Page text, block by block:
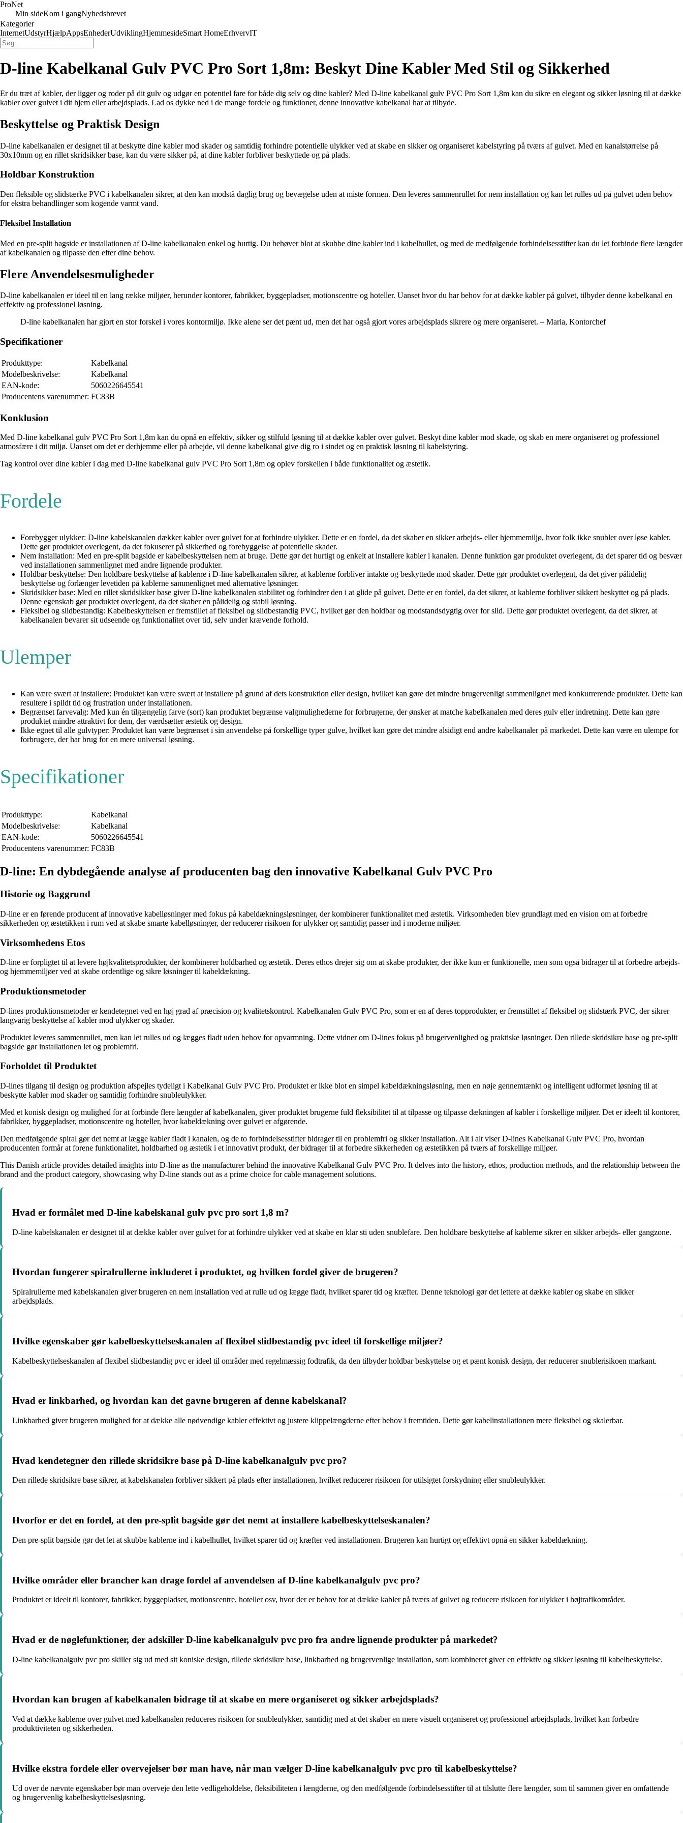
ProNet
Min sideKom i gangNyhedsbrevet
Kategorier
InternetUdstyrHjælpAppsEnhederUdviklingHjemmesideSmart HomeErhvervIT
D-line Kabelkanal Gulv PVC Pro Sort 1,8m: Beskyt Dine Kabler Med Stil og Sikkerhed
Er du træt af kabler, der ligger og roder på dit gulv og udgør en potentiel fare for både dig selv og dine kabler? Med D-line kabelkanal gulv PVC Pro Sort 1,8m kan du sikre en elegant og sikker løsning til at dække
kabler over gulvet i dit hjem eller arbejdsplads. Lad os dykke ned i de mange fordele og funktioner, denne innovative kabelkanal har at tilbyde.
Beskyttelse og Praktisk Design
D-line kabelkanalen er designet til at beskytte dine kabler mod skader og samtidig forhindre potentielle ulykker ved at skabe en sikker og organiseret kabelstyring på tværs af gulvet. Med en kanalstørrelse på
30x10mm og en rillet skridsikker base, kan du være sikker på, at dine kabler forbliver beskyttede og på plads.
Holdbar Konstruktion
Den fleksible og slidstærke PVC i kabelkanalen sikrer, at den kan modstå daglig brug og bevægelse uden at miste formen. Den leveres sammenrullet for nem installation og kan let rulles ud på gulvet uden behov
for ekstra behandlinger som kogende varmt vand.
Fleksibel Installation
Med en pre-split bagside er installationen af D-line kabelkanalen enkel og hurtig. Du behøver blot at skubbe dine kabler ind i kabelhullet, og med de medfølgende forbindelsesstifter kan du let forbinde flere længder
af kabelkanalen og tilpasse den efter dine behov.
Flere Anvendelsesmuligheder
D-line kabelkanalen er ideel til en lang række miljøer, herunder kontorer, fabrikker, byggepladser, motionscentre og hoteller. Uanset hvor du har behov for at dække kabler på gulvet, tilbyder denne kabelkanal en
effektiv og professionel løsning.
D-line kabelkanalen har gjort en stor forskel i vores kontormiljø. Ikke alene ser det pænt ud, men det har også gjort vores arbejdsplads sikrere og mere organiseret. – Maria, Kontorchef
Specifikationer
Produkttype:
Kabelkanal
Modelbeskrivelse:
Kabelkanal
EAN-kode:
5060226645541
Producentens varenummer: FC83B
Konklusion
Med D-line kabelkanal gulv PVC Pro Sort 1,8m kan du opnå en effektiv, sikker og stilfuld løsning til at dække kabler over gulvet. Beskyt dine kabler mod skade, og skab en mere organiseret og professionel
atmosfære i dit miljø. Uanset om det er derhjemme eller på arbejde, vil denne kabelkanal give dig ro i sindet og en praktisk løsning til kabelstyring.
Tag kontrol over dine kabler i dag med D-line kabelkanal gulv PVC Pro Sort 1,8m og oplev forskellen i både funktionalitet og æstetik.
Fordele
Forebygger ulykker: D-line kabelskanalen dækker kabler over gulvet for at forhindre ulykker. Dette er en fordel, da det skaber en sikker arbejds- eller hjemmemiljø, hvor folk ikke snubler over løse kabler.
Dette gør produktet overlegent, da det fokuserer på sikkerhed og forebyggelse af potentielle skader.
Nem installation: Med en pre-split bagside er kabelbeskyttelsen nem at bruge. Dette gør det hurtigt og enkelt at installere kabler i kanalen. Denne funktion gør produktet overlegent, da det sparer tid og besvær
ved installationen sammenlignet med andre lignende produkter.
Holdbar beskyttelse: Den holdbare beskyttelse af kablerne i D-line kabelkanalen sikrer, at kablerne forbliver intakte og beskyttede mod skader. Dette gør produktet overlegent, da det giver pålidelig
beskyttelse og forlænger levetiden på kablerne sammenlignet med alternative løsninger.
Skridsikker base: Med en rillet skridsikker base giver D-line kabelkanalen stabilitet og forhindrer den i at glide på gulvet. Dette er en fordel, da det sikrer, at kablerne forbliver sikkert beskyttet og på plads.
Denne egenskab gør produktet overlegent, da det skaber en pålidelig og stabil løsning.
Fleksibel og slidbestandig: Kabelbeskyttelsen er fremstillet af fleksibel og slidbestandig PVC, hvilket gør den holdbar og modstandsdygtig over for slid. Dette gør produktet overlegent, da det sikrer, at
kabelkanalen bevarer sit udseende og funktionalitet over tid, selv under krævende forhold.
Ulemper
Kan være svært at installere: Produktet kan være svært at installere på grund af dets konstruktion eller design, hvilket kan gøre det mindre brugervenligt sammenlignet med konkurrerende produkter. Dette kan
resultere i spildt tid og frustration under installationen.
Begrænset farvevalg: Med kun én tilgængelig farve (sort) kan produktet begrænse valgmulighederne for forbrugerne, der ønsker at matche kabelkanalen med deres gulv eller indretning. Dette kan gøre
produktet mindre attraktivt for dem, der værdsætter æstetik og design.
Ikke egnet til alle gulvtyper: Produktet kan være begrænset i sin anvendelse på forskellige typer gulve, hvilket kan gøre det mindre alsidigt end andre kabelkanaler på markedet. Dette kan være en ulempe for
forbrugere, der har brug for en mere universal løsning.
Specifikationer
Produkttype:
Kabelkanal
Modelbeskrivelse:
Kabelkanal
EAN-kode:
5060226645541
Producentens varenummer: FC83B
D-line: En dybdegående analyse af producenten bag den innovative Kabelkanal Gulv PVC Pro
Historie og Baggrund
D-line er en førende producent af innovative kabelløsninger med fokus på kabeldækningsløsninger, der kombinerer funktionalitet med æstetik. Virksomheden blev grundlagt med en vision om at forbedre
sikkerheden og æstetikken i rum ved at skabe smarte kabelløsninger, der reducerer risikoen for ulykker og samtidig passer ind i moderne miljøer.
Virksomhedens Etos
D-line er forpligtet til at levere højkvalitetsprodukter, der kombinerer holdbarhed og æstetik. Deres ethos drejer sig om at skabe produkter, der ikke kun er funktionelle, men som også bidrager til at forbedre arbejds-
og hjemmemiljøer ved at skabe ordentlige og sikre løsninger til kabeldækning.
Produktionsmetoder
D-lines produktionsmetoder er kendetegnet ved en høj grad af præcision og kvalitetskontrol. Kabelkanalen Gulv PVC Pro, som er en af deres topprodukter, er fremstillet af fleksibel og slidstærk PVC, der sikrer
langvarig beskyttelse af kabler mod ulykker og skader.
Produktet leveres sammenrullet, men kan let rulles ud og lægges fladt uden behov for opvarmning. Dette vidner om D-lines fokus på brugervenlighed og praktiske løsninger. Den rillede skridsikre base og pre-split
bagside gør installationen let og problemfri.
Forholdet til Produktet
D-lines tilgang til design og produktion afspejles tydeligt i Kabelkanal Gulv PVC Pro. Produktet er ikke blot en simpel kabeldækningsløsning, men en nøje gennemtænkt og intelligent udformet løsning til at
beskytte kabler mod skader og samtidig forhindre snubleulykker.
Med et konisk design og mulighed for at forbinde flere længder af kabelkanalen, giver produktet brugerne fuld fleksibilitet til at tilpasse og tilpasse dækningen af kabler i forskellige miljøer. Det er ideelt til kontorer,
fabrikker, byggepladser, motionscentre og hoteller, hvor kabeldækning over gulvet er afgørende.
Den medfølgende spiral gør det nemt at lægge kabler fladt i kanalen, og de to forbindelsesstifter bidrager til en problemfri og sikker installation. Alt i alt viser D-lines Kabelkanal Gulv PVC Pro, hvordan
producenten formår at forene funktionalitet, holdbarhed og æstetik i et innovativt produkt, der bidrager til at forbedre sikkerheden og æstetikken på tværs af forskellige miljøer.
This Danish article provides detailed insights into D-line as the manufacturer behind the innovative Kabelkanal Gulv PVC Pro. It delves into the history, ethos, production methods, and the relationship between the
brand and the product category, showcasing why D-line stands out as a prime choice for cable management solutions.
Hvad er formålet med D-line kabelskanal gulv pvc pro sort 1,8 m?
D-line kabelskanalen er designet til at dække kabler over gulvet for at forhindre ulykker ved at skabe en klar sti uden snublefare. Den holdbare beskyttelse af kablerne sikrer en sikker arbejds- eller gangzone.
Hvordan fungerer spiralrullerne inkluderet i produktet, og hvilken fordel giver de brugeren?
Spiralrullerne med kabelskanalen giver brugeren en nem installation ved at rulle ud og lægge fladt, hvilket sparer tid og kræfter. Denne teknologi gør det lettere at dække kabler og skabe en sikker
arbejdsplads.
Hvilke egenskaber gør kabelbeskyttelseskanalen af flexibel slidbestandig pvc ideel til forskellige miljøer?
Kabelbeskyttelseskanalen af flexibel slidbestandig pvc er ideel til områder med regelmæssig fodtrafik, da den tilbyder holdbar beskyttelse og et pænt konisk design, der reducerer snublerisikoen markant.
Hvad er linkbarhed, og hvordan kan det gavne brugeren af denne kabelskanal?
Linkbarhed giver brugeren mulighed for at dække alle nødvendige kabler effektivt og justere klippelængderne efter behov i fremtiden. Dette gør kabelinstallationen mere fleksibel og skalerbar.
Hvad kendetegner den rillede skridsikre base på D-line kabelkanalgulv pvc pro?
Den rillede skridsikre base sikrer, at kabelskanalen forbliver sikkert på plads efter installationen, hvilket reducerer risikoen for utilsigtet forskydning eller snubleulykker.
Hvorfor er det en fordel, at den pre-split bagside gør det nemt at installere kabelbeskyttelseskanalen?
Den pre-split bagside gør det let at skubbe kablerne ind i kabelhullet, hvilket sparer tid og kræfter ved installationen. Brugeren kan hurtigt og effektivt opnå en sikker kabeldækning.
Hvilke områder eller brancher kan drage fordel af anvendelsen af D-line kabelkanalgulv pvc pro?
Produktet er ideelt til kontorer, fabrikker, byggepladser, motionscentre, hoteller osv, hvor der er behov for at dække kabler på tværs af gulvet og reducere risikoen for ulykker i højtrafikområder.
Hvad er de nøglefunktioner, der adskiller D-line kabelkanalgulv pvc pro fra andre lignende produkter på markedet?
D-line kabelkanalgulv pvc pro skiller sig ud med sit koniske design, rillede skridsikre base, linkbarhed og brugervenlige installation, som kombineret giver en effektiv og sikker løsning til kabelbeskyttelse.
Hvordan kan brugen af kabelkanalen bidrage til at skabe en mere organiseret og sikker arbejdsplads?
Ved at dække kablerne over gulvet med kabelkanalen reduceres risikoen for snubleulykker, samtidig med at det skaber en mere visuelt organiseret og professionel arbejdsplads, hvilket kan forbedre
produktiviteten og sikkerheden.
Hvilke ekstra fordele eller overvejelser bør man have, når man vælger D-line kabelkanalgulv pvc pro til kabelbeskyttelse?
Ud over de nævnte egenskaber bør man overveje den lette vedligeholdelse, fleksibiliteten i længderne, og den medfølgende forbindelsesstifter til at tilslutte flere længder, som til sammen giver en omfattende
og brugervenlig kabelbeskyttelsesløsning.